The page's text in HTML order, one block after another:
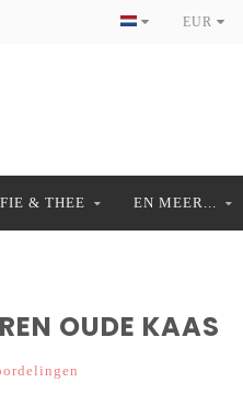
EUR
& THEE EN MEER...
OUDE KAAS